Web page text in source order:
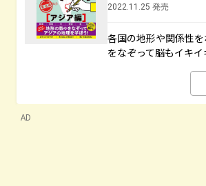
2022.11.25 発売
各国の地形や関係性
をなぞって脳もイキイ
AD